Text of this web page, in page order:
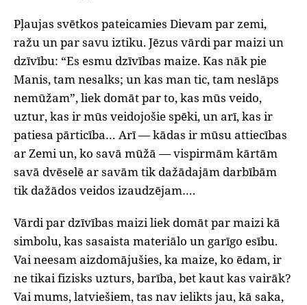
Pļaujas svētkos pateicamies Dievam par zemi,
ražu un par savu iztiku. Jēzus vārdi par maizi un
dzīvību: “Es esmu dzīvības maize. Kas nāk pie
Manis, tam nesalks; un kas man tic, tam neslāps
nemūžam”, liek domāt par to, kas mūs veido,
uztur, kas ir mūs veidojošie spēki, un arī, kas ir
patiesa pārticība… Arī — kādas ir mūsu attiecības
ar Zemi un, ko savā mūžā — vispirmām kārtām
savā dvēselē ar savām tik dažādajām darbībām
tik dažādos veidos izaudzējam….
Vārdi par dzīvības maizi liek domāt par maizi kā
simbolu, kas sasaista materiālo un garīgo esību.
Vai neesam aizdomājušies, ka maize, ko ēdam, ir
ne tikai fizisks uzturs, barība, bet kaut kas vairāk?
Vai mums, latviešiem, tas nav ielikts jau, kā saka,